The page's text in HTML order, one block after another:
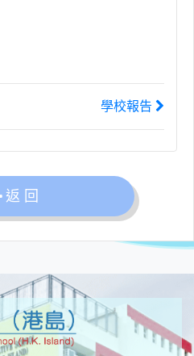
學校報告
返 回